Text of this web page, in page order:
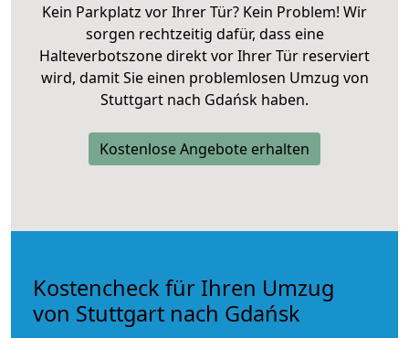
Kein Parkplatz vor Ihrer Tür? Kein Problem! Wir
sorgen rechtzeitig dafür, dass eine
Halteverbotszone direkt vor Ihrer Tür reserviert
wird, damit Sie einen problemlosen Umzug von
Stuttgart nach Gdańsk haben.
Kostenlose Angebote erhalten
Kostencheck für Ihren Umzug
von Stuttgart nach Gdańsk